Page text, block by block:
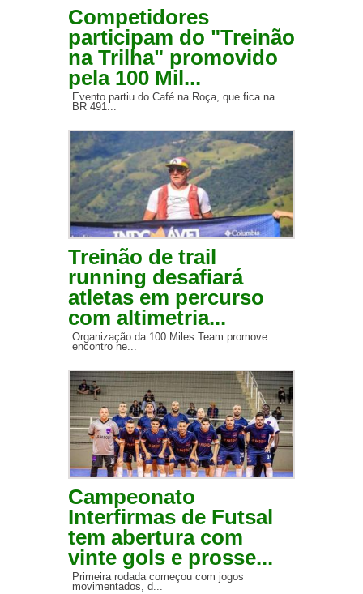
Competidores
participam do "Treinão
na Trilha" promovido
pela 100 Mil...
Evento partiu do Café na Roça, que fica na
BR 491...
Treinão de trail
running desafiará
atletas em percurso
com altimetria...
Organização da 100 Miles Team promove
encontro ne...
Campeonato
Interfirmas de Futsal
tem abertura com
vinte gols e prosse...
Primeira rodada começou com jogos
movimentados, d...